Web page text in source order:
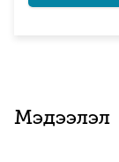
Мэдээлэл